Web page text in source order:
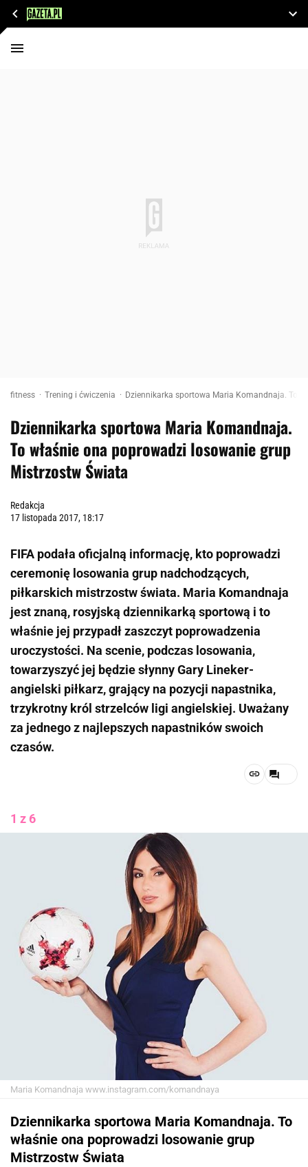
fitness Trening i ćwiczenia Dziennikarka sportowa Maria Komandnaja. To
Dziennikarka sportowa Maria Komandnaja.
To właśnie ona poprowadzi losowanie grup
Mistrzostw Świata
Redakcja
17 listopada 2017, 18:17
FIFA podała oficjalną informację, kto poprowadzi
ceremonię losowania grup nadchodzących,
piłkarskich mistrzostw świata. Maria Komandnaja
jest znaną, rosyjską dziennikarką sportową i to
właśnie jej przypadł zaszczyt poprowadzenia
uroczystości. Na scenie, podczas losowania,
towarzyszyć jej będzie słynny Gary Lineker-
angielski piłkarz, grający na pozycji napastnika,
trzykrotny król strzelców ligi angielskiej. Uważany
za jednego z najlepszych napastników swoich
czasów.
1 z 6
Maria Komandnaja www.instagram.com/komandnaya
Dziennikarka sportowa Maria Komandnaja. To
właśnie ona poprowadzi losowanie grup
Mistrzostw Świata